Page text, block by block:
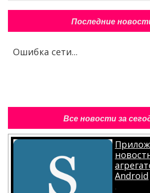
Последние
Ошибка сети...
Все новости за
Android
.